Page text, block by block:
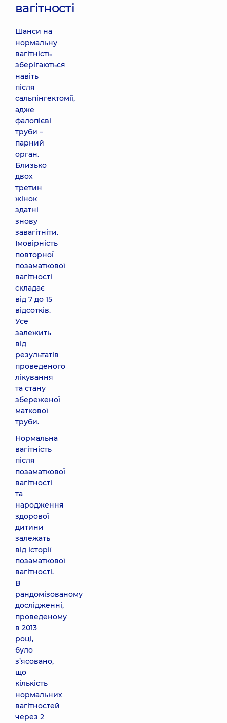
вагітності
Шанси на
нормальну
вагітність
зберігаються
навіть
після
сальпінгектомії,
адже
фалопієві
труби –
парний
орган.
Близько
двох
третин
жінок
здатні
знову
завагітніти.
Імовірність
повторної
позаматкової
вагітності
складає
від 7 до 15
відсотків.
Усе
залежить
від
результатів
проведеного
лікування
та стану
збереженої
маткової
труби.
Нормальна
вагітність
після
позаматкової
вагітності
та
народження
здорової
дитини
залежать
від історії
позаматкової
вагітності.
В
рандомізованому
дослідженні,
проведеному
в 2013
році,
було
з’ясовано,
що
кількість
нормальних
вагітностей
через 2